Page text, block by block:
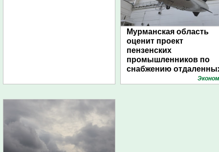
Мурманская область
оценит проект
пензенских
промышленников по
снабжению
поселений с помощью